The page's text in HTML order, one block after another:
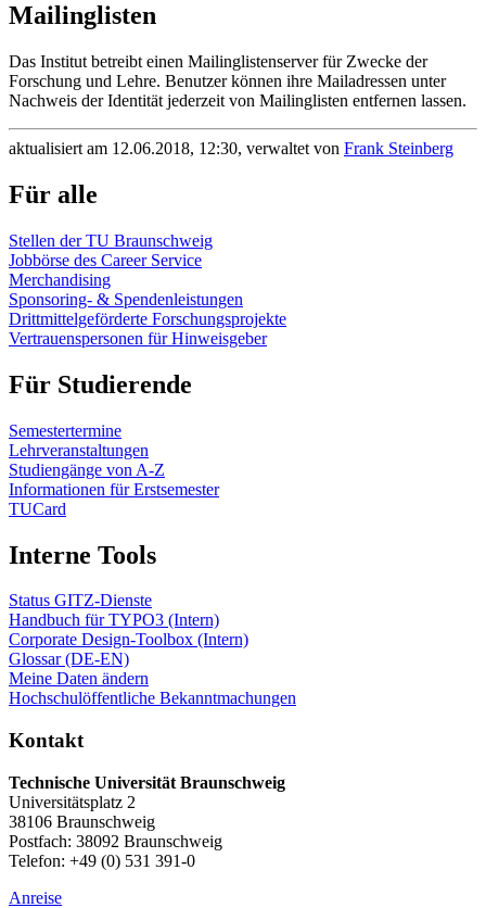
Mailinglisten
Das Institut betreibt einen Mailinglistenserver für Zwecke der
Forschung und Lehre. Benutzer können ihre Mailadressen unter
Nachweis der Identität jederzeit von Mailinglisten entfernen lassen.
aktualisiert am 12.06.2018, 12:30, verwaltet von Frank Steinberg
Für alle
Stellen der TU Braunschweig
Jobbörse des Career Service
Merchandising
Sponsoring- & Spendenleistungen
Drittmittelgeförderte Forschungsprojekte
Vertrauenspersonen für Hinweisgeber
Für Studierende
Semestertermine
Lehrveranstaltungen
Studiengänge von A-Z
Informationen für Erstsemester
TUCard
Interne Tools
Status GITZ-Dienste
Handbuch für TYPO3 (Intern)
Corporate Design-Toolbox (Intern)
Glossar (DE-EN)
Meine Daten ändern
Hochschulöffentliche Bekanntmachungen
Kontakt
Technische Universität Braunschweig
Universitätsplatz 2
38106 Braunschweig
Postfach: 38092 Braunschweig
Telefon: +49 (0) 531 391-0
Anreise